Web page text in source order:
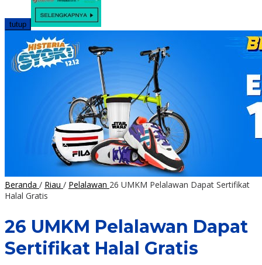
tutup
Beranda / Riau / Pelalawan 26 UMKM Pelalawan Dapat Sertifikat
Halal Gratis
26 UMKM Pelalawan Dapat
Sertifikat Halal Gratis